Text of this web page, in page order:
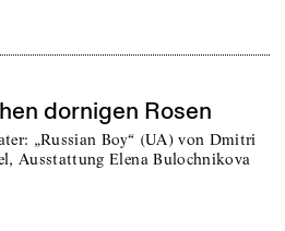
dornigen Rosen
„Russian Boy“ (UA) von Dmitri
Ausstattung Elena Bulochnikova